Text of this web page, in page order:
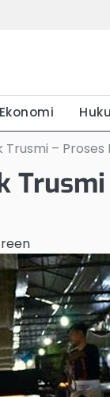
Ekonomi
– Proses